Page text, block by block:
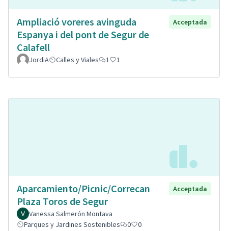
Ampliació voreres avinguda
Espanya i del pont de Segur de
Calafell
Acceptada
JordiA Calles y Viales 1 1
Aparcamiento/Picnic/Correcan
Plaza Toros de Segur
Acceptada
Vanessa Salmerón Montava
Parques y Jardines Sostenibles
0 0